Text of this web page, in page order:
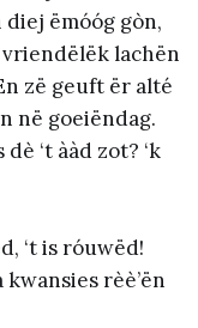
ëmóóg gòn,
vriendëlëk lachën
zë geuft ër alté
në goeiëndag.
‘t ààd zot? ‘k
‘t is róuwëd!
rèè’ën